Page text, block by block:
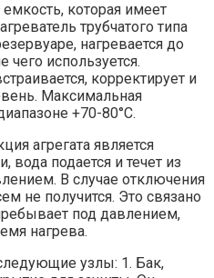
которая имеет
трубчатого типа
нагревается до
чего используется.
корректирует и
Максимальная
+70-80°C.
агрегата является
вода подается и течет из
В случае отключения
не получится. Это связано
под давлением,
нагрева.
следующие узлы: 1. Бак,